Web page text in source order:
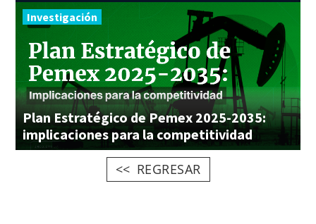
Investigación
Plan Estratégico de Pemex 2025-2035:
implicaciones para la competitividad
REGRESAR